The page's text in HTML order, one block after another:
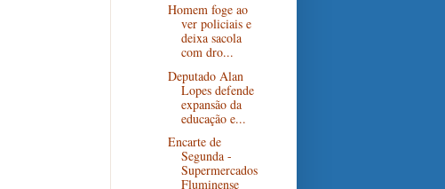
Homem foge ao
ver policiais e
deixa sacola
com dro...
Deputado Alan
Lopes defende
expansão da
educação e...
Encarte de
Segunda -
Supermercados
Fluminense